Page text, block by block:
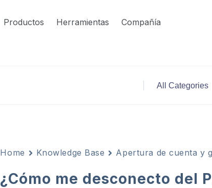
Productos Herramientas Compañía
Home Knowledge Base Apertura de cuenta y
¿Cómo me desconecto del